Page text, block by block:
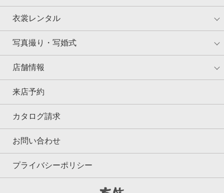
衣裳レンタル
写真撮り・写婚式
店舗情報
来店予約
カタログ請求
お問い合わせ
プライバシーポリシー